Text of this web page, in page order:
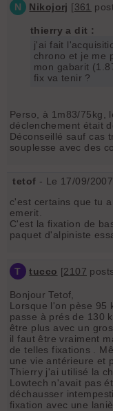
N Nikojorj [361
thierry a dit :
j'ai fait
chrono et je me
mon gabarit
fix va tenir ?
Perso, à 1m83/75kg,
déclenchement était
Déconseillé sauf cas
souplesse avec des
tetof - Le 17/09/
c'est certains que tu
emerit.
C'est la fixation de
paquet d'alpiniste
T tucco [2107
Bonjour Tetof,
Lorsque l'on pèse 95
passe à prés de 130
être plus avec un
il faut être vraiment
de telles fixations .
une vie antérieure et
Thierry j'ai utilisé la
Lowtech n'avait pas
déchausser
fixation avec une